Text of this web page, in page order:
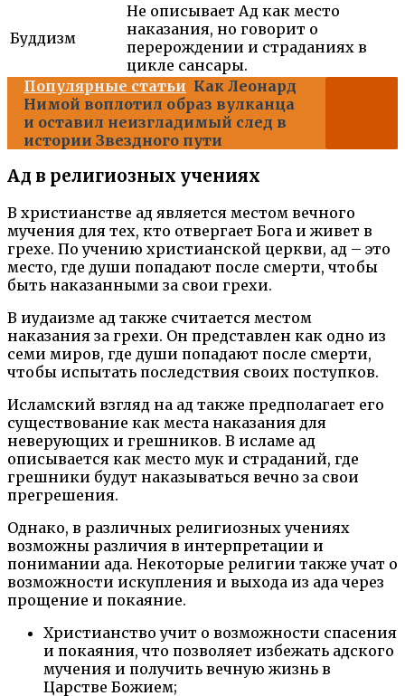
Буддизм
Не описывает Ад как место
наказания, но говорит о
перерождении и страданиях в
цикле сансары.
Популярные статьи Как Леонард
Нимой воплотил образ вулканца
и оставил неизгладимый след в
истории Звездного пути
Ад в религиозных учениях
В христианстве ад является местом вечного
мучения для тех, кто отвергает Бога и живет в
грехе. По учению христианской церкви, ад – это
место, где души попадают после смерти, чтобы
быть наказанными за свои грехи.
В иудаизме ад также считается местом
наказания за грехи. Он представлен как одно из
семи миров, где души попадают после смерти,
чтобы испытать последствия своих поступков.
Исламский взгляд на ад также предполагает его
существование как места наказания для
неверующих и грешников. В исламе ад
описывается как место мук и страданий, где
грешники будут наказываться вечно за свои
прегрешения.
Однако, в различных религиозных учениях
возможны различия в интерпретации и
понимании ада. Некоторые религии также учат о
возможности искупления и выхода из ада через
прощение и покаяние.
Христианство учит о возможности спасения
и покаяния, что позволяет избежать адского
мучения и получить вечную жизнь в
Царстве Божием;